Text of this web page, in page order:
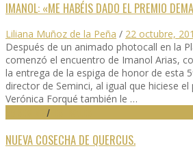
IMANOL: «ME HABÉIS DADO EL PREMIO
Liliana Muñoz de la Peña / 22 octubre,
Después de un animado photocall en la
comenzó el encuentro de Imanol Arias,
la entrega de la espiga de honor de esta
director de Seminci, al igual que hiciese
Verónica Forqué también le …
/
NUEVA COSECHA DE QUERCUS.